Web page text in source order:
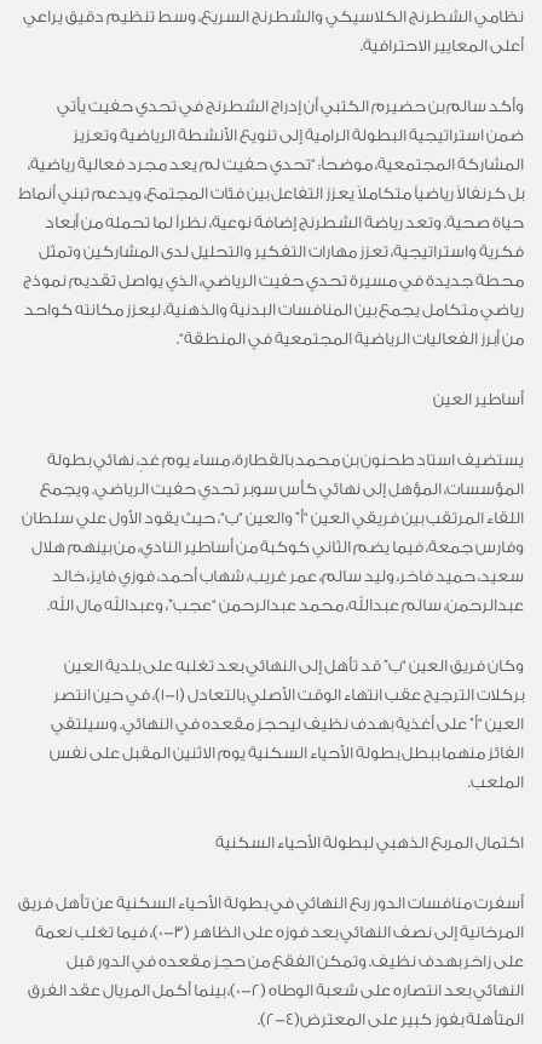
نظامي الشطرنج الكلاسيكي والشطرنج السريع، وسط تنظيم دقيق يراعي
أعلى المعايير الاحترافية.
وأكد سالم بن حضيرم الكتبي أن إدراج الشطرنج في تحدي حفيت يأتي
ضمن استراتيجية البطولة الرامية إلى تنويع الأنشطة الرياضية وتعزيز
المشاركة المجتمعية، موضحاً: “تحدي حفيت لم يعد مجرد فعالية رياضية،
بلكرنفالاً رياضيا متكاملا يعزز التفاعل بين فئات المجتمع، ويدعم تبني أنماط
حياة صحية. وتعد رياضة الشطرنج إضافة نوعية، نظرا لما تحمله من أبعاد
فكرية واستراتيجية، تعزز مهارات التفكير والتحليل لدى المشاركينوتمثل
محطة جديدة في مسيرة تحدي حفيت الرياضي، الذي يواصل تقديم نموذج
رياضي متكامل يجمع بين المنافسات البدنية والذهنية، ليعزز مكانته كواحد
من أبرز الفعاليات الرياضية المجتمعية في المنطقة“.
أساطير العين
يستضيف استاد طحنون بن محمد بالقطارة، مساء يوم غدٍ، نهائي بطولة
المؤسسات، المؤهل إلى نهائي كأس سوبر تحدي حفيت الرياضي.ويجمع
اللقاء المرتقب بين فريقي العين “أ” والعين “ب“، حيث يقود الأول علي سلطان
وفارس جمعة، فيما يضم الثاني كوكبة من أساطير النادي، من بينهم هلال
سعيد، حميد فاخر، وليد سالم، عمر غريب، شهاب أحمد، فوزي فايز، خالد
عبدالرحمن، سالم عبدالله، محمد عبدالرحمن “عجب”، وعبدالله مال الله.
وكان فريق العين “ب”قد تأهل إلى النهائي بعد تغلبه على بلدية العين
بركلات الترجيح عقب انتهاء الوقت الأصلي بالتعادل (1-1)، في حين انتصر
العين “أ” على أغذية بهدف نظيف ليحجز مقعده في النهائي. وسيلتقي
الفائز منهما ببطل بطولة الأحياء السكنية يوم الاثنين المقبل على نفس
الملعب.
اكتمالالمربع الذهبي لبطولة الأحياء السكنية
أسفرت منافسات الدور ربع النهائي في بطولة الأحياء السكنية عن تأهل فريق
المرخانية إلى نصف النهائي بعد فوزه على الظاهر (3-0)،
فيما تغلب نعمة
على زاخر بهدف نظيف. وتمكن الفقع من حجز مقعده في الدور قبل
النهائي بعد انتصاره على شعبة الوطاه (2-0)،
بينما أكمل المريال عقد الفرق
المتأهلة بفوز كبير على المعترض(4-2).